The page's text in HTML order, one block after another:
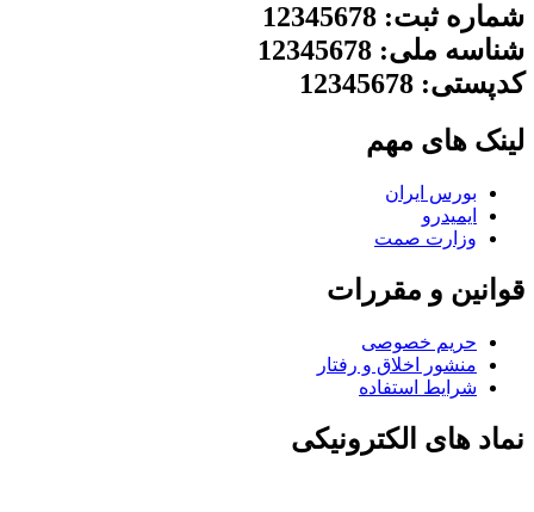
شماره ثبت: 12345678
شناسه ملی: 12345678
کدپستی: 12345678
لینک های مهم
بورس ایران
ایمیدرو
وزارت صمت
قوانین و مقررات
حریم خصوصی
منشور اخلاق و رفتار
شرایط استفاده
نماد های الکترونیکی